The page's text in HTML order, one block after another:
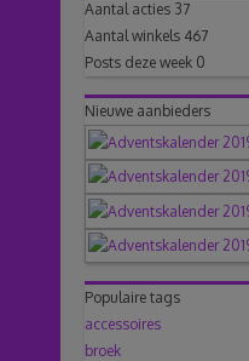
Aantal acties 37
Aantal winkels 467
Posts deze week 0
Nieuwe aanbieders
Populaire tags
accessoires
broek